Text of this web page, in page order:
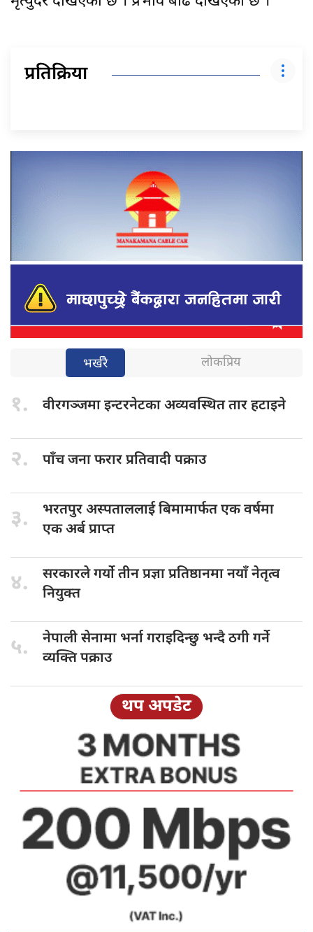
प्रतिक्रिया
भर्खरै लोकप्रिय
१. वीरगञ्जमा इन्टरनेटकाअव्यवस्थित तार हटाइने
२. पाँच जनाफरार प्रतिवादी पक्राउ
३. भरतपुर अस्पताललाईबिमामार्फत एक वर्षमा
एक अर्ब प्राप्त
४. सरकारले गर्योतीन प्रज्ञा प्रतिष्ठानमा नयाँ नेतृत्व
नियुक्त
५. नेपाली सेनामा भर्ना गराइदिन्छु भन्दै ठगी गर्ने
व्यक्ति पक्राउ
थप अपडेट